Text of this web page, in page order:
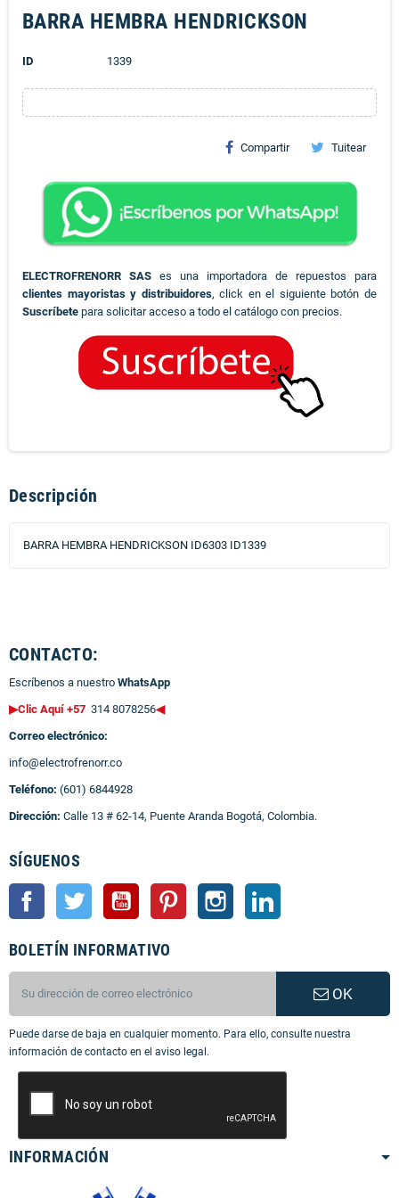
BARRA HEMBRA HENDRICKSON
ID 1339
Compartir Tuitear
ELECTROFRENORR SAS es una importadora de repuestos para
clientes mayoristas y distribuidores, click en el siguiente botón de
Suscríbete para solicitar acceso a todo el catálogo con precios.
Descripción
BARRA HEMBRA HENDRICKSON ID6303 ID1339
CONTACTO:
Escríbenos a nuestro WhatsApp
▶Clic Aquí +57 314 8078256◀
Correo electrónico:
info@electrofrenorr.co
Teléfono: (601) 6844928
Dirección: Calle 13 # 62-14, Puente Aranda Bogotá, Colombia.
SÍGUENOS
Facebook Twitter YouTube Pinterest Instagram
BOLETÍN INFORMATIVO
OK
Puede darse de baja en cualquier momento. Para ello, consulte nuestra
información de contacto en el aviso legal.
INFORMACIÓN